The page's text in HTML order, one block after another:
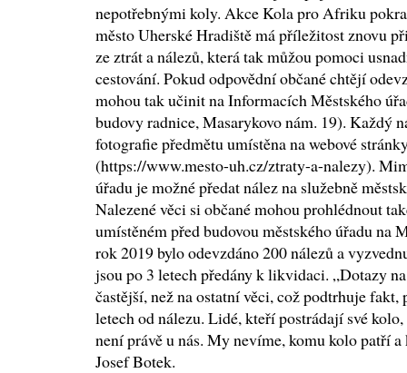
nepotřebnými koly. Akce Kola pro Afriku
město Uherské Hradiště má příležitost znovu
ze ztrát a nálezů, která tak můžou pomoci
cestování. Pokud odpovědní občané chtějí
mohou tak učinit na Informacích Městského
budovy radnice, Masarykovo nám. 19). Každý
fotografie předmětu umístěna na webové
(https://www.mesto-uh.cz/ztraty-a-nalezy).
úřadu je možné předat nález na služebně
Nalezené věci si občané mohou prohlédnout
umístěném před budovou městského úřadu na
rok 2019 bylo odevzdáno 200 nálezů a
jsou po 3 letech předány k likvidaci. „Dotazy
častější, než na ostatní věci, což podtrhuje
letech od nálezu. Lidé, kteří postrádají své
není právě u nás. My nevíme, komu kolo patří
Josef Botek.